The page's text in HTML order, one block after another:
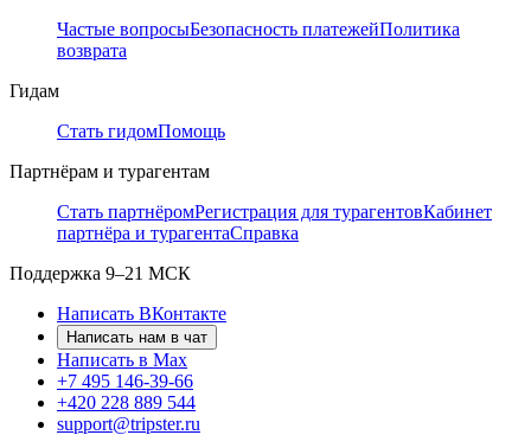
Частые вопросыБезопасность платежейПолитика
возврата
Гидам
Стать гидомПомощь
Партнёрам и турагентам
Стать партнёромРегистрация для турагентовКабинет
партнёра и турагентаСправка
Поддержка 9–21 МСК
Написать ВКонтакте
Написать нам в чат
Написать в Max
+7 495 146-39-66
+420 228 889 544
support@tripster.ru